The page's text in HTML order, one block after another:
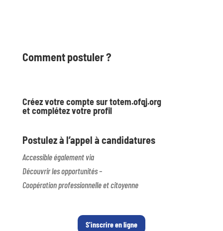
Comment postuler ?
Créez votre compte sur totem.ofqj.org
et complétez votre profil
Postulez à l’appel à candidatures
Accessible également via
Découvrir les opportunités –
Coopération professionnelle et citoyenne
S'inscrire en ligne